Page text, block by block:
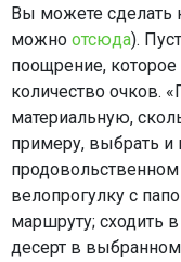
Вы можете сделать
можно отсюда).
поощрение,
количество очков.
материальную,
примеру, выбрать и
продовольственном
велопрогулку с
маршруту; сходить
десерт в